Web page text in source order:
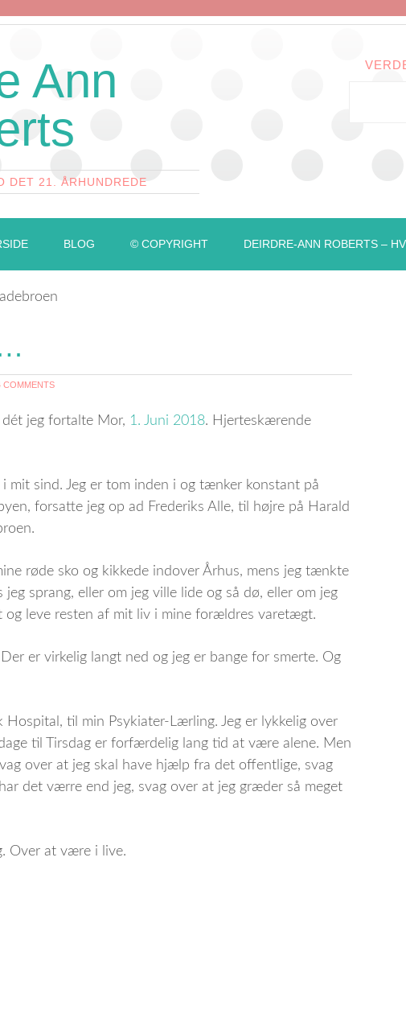
Ann
DET 21. ÅRHUNDREDE
BLOG © COPYRIGHT DEIRDRE-ANN ROBERTS –
COMMENTS
jeg fortalte Mor, 1. Juni 2018. Hjerteskærende
mit sind. Jeg er tom inden i og tænker konstant på
forsatte jeg op ad Frederiks Alle, til højre på Harald
røde sko og kikkede indover Århus, mens jeg tænkte
sprang, eller om jeg ville lide og så dø, eller om jeg
og leve resten af mit liv i mine forældres varetægt.
er virkelig langt ned og jeg er bange for smerte. Og
Hospital, til min Psykiater-Lærling. Jeg er lykkelig over
til Tirsdag er forfærdelig lang tid at være alene. Men
over at jeg skal have hjælp fra det offentlige, svag
det værre end jeg, svag over at jeg græder så meget
Over at være i live.